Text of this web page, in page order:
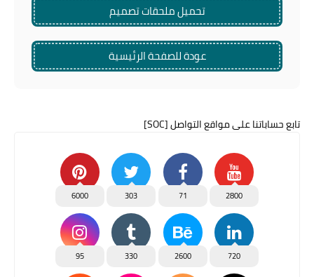
تحميل ملحقات تصميم
عودة للصفحة الرئيسية
تابع حساباتنا على مواقع التواصل [SOC]
2800
71
303
6000
720
2600
330
95